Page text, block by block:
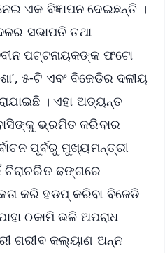
ଏକ ବିଜ୍ଞାପନ ଦେଇଛନ୍ତି ।
ସଭାପତି ତଥା
ପଟ୍ଟନାୟକଙ୍କ ଫଟୋ
୫-ଟି ଏବଂ ବିଜେଡିର ଦଳୀୟ
। ଏହା ଅତ୍ୟନ୍ତ
ଭ୍ରମିତ କରିବାର
ପୂର୍ବରୁ ମୁଖ୍ୟମନ୍ତ୍ରୀ
ଚିରାଚରିତ ଢଙ୍ଗରେ
କରି ହଡପ୍ କରିବା ବିଜେଡି
ଠକାମି ଭଳି ଅପରାଧ
ଗରୀବ କଲ୍ୟାଣ ଅନ୍ନ